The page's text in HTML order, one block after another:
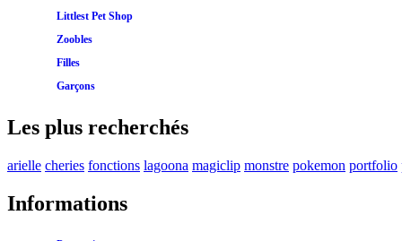
Littlest Pet Shop
Zoobles
Filles
Garçons
Les plus recherchés
arielle cheries fonctions lagoona magiclip monstre pokemon portfolio
Informations